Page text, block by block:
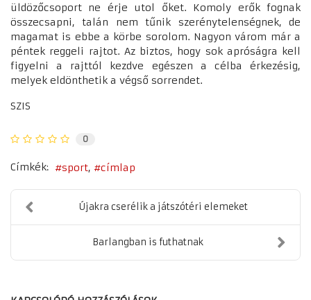
üldözőcsoport ne érje utol őket. Komoly erők fognak
összecsapni, talán nem tűnik szerénytelenségnek, de
magamat is ebbe a körbe sorolom. Nagyon várom már a
péntek reggeli rajtot. Az biztos, hogy sok apróságra kell
figyelni a rajttól kezdve egészen a célba érkezésig,
melyek eldönthetik a végső sorrendet.
SZIS
0
Címkék: sport címlap
Újakra cserélik a játszótéri elemeket
Barlangban is futhatnak